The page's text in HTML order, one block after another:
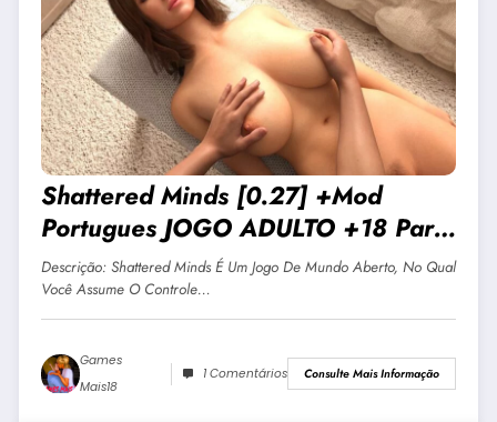
Shattered Minds [0.27] +Mod
Portugues JOGO ADULTO +18 Para
Android E PC
Descrição: Shattered Minds É Um Jogo De Mundo Aberto, No Qual
Você Assume O Controle…
Games
Mais18
1 Comentários Consulte Mais Informação